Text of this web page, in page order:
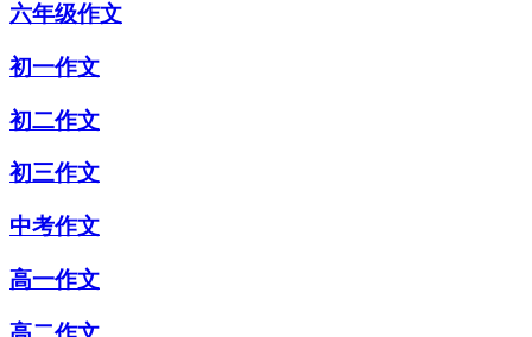
六年级作文
初一作文
初二作文
初三作文
中考作文
高一作文